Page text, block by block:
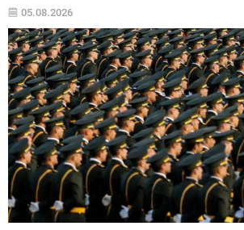
ve Doğum Tarihi (Gün, Ay, Yıl) bilgilerini ilgili
sonuçlarına ulaşmaları yeterlidir. Yerleştirme ve
yerleştirme sonuçlarının...
05.08.2026